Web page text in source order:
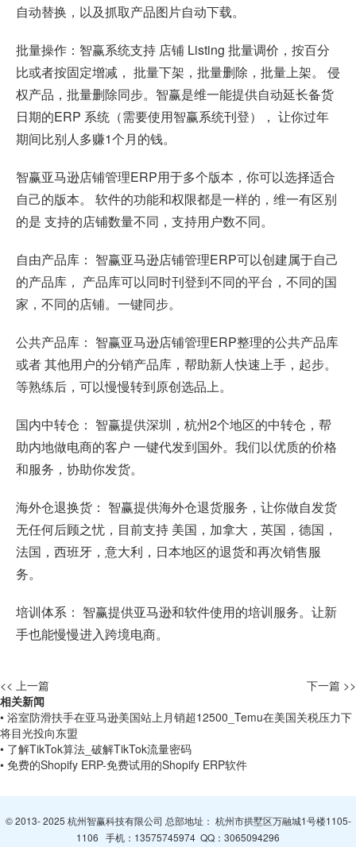
自动替换，以及抓取产品图片自动下载。
批量操作：智赢系统支持 店铺 Listing 批量调价，按百分
比或者按固定增减， 批量下架，批量删除，批量上架。 侵
权产品，批量删除同步。智赢是维一能提供自动延长备货
日期的ERP 系统（需要使用智赢系统刊登）， 让你过年
期间比别人多赚1个月的钱。
智赢亚马逊店铺管理ERP用于多个版本，你可以选择适合
自己的版本。 软件的功能和权限都是一样的，维一有区别
的是 支持的店铺数量不同，支持用户数不同。
自由产品库： 智赢亚马逊店铺管理ERP可以创建属于自己
的产品库， 产品库可以同时刊登到不同的平台，不同的国
家，不同的店铺。一键同步。
公共产品库： 智赢亚马逊店铺管理ERP整理的公共产品库
或者 其他用户的分销产品库，帮助新人快速上手，起步。
等熟练后，可以慢慢转到原创选品上。
国内中转仓： 智赢提供深圳，杭州2个地区的中转仓，帮
助内地做电商的客户 一键代发到国外。我们以优质的价格
和服务，协助你发货。
海外仓退换货： 智赢提供海外仓退货服务，让你做自发货
无任何后顾之忧，目前支持 美国，加拿大，英国，德国，
法国，西班牙，意大利，日本地区的退货和再次销售服
务。
培训体系： 智赢提供亚马逊和软件使用的培训服务。让新
手也能慢慢进入跨境电商。
<< 上一篇
下一篇 >>
相关新闻
• 浴室防滑扶手在亚马逊美国站上月销超12500_Temu在美国关税压力下
将目光投向东盟
• 了解TikTok算法_破解TikTok流量密码
• 免费的Shopify ERP-免费试用的Shopify ERP软件
© 2013- 2025 杭州智赢科技有限公司 总部地址： 杭州市拱墅区万融城1号楼1105-
1106 手机： 13575745974 QQ： 3065094296